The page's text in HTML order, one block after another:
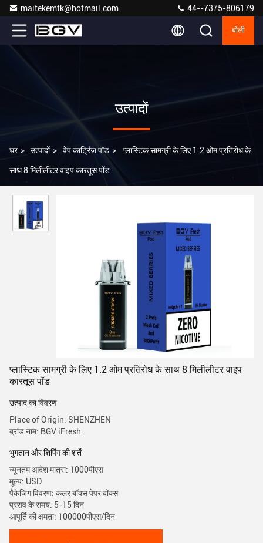
maitekemtk@hotmail.com 44--7375-806179
बोली
उत्पादों
घर > उत्पादों > वेप कार्ट्रिज पॉड > प्लास्टिक सामग्री के लिए 1.2 ओम प्रतिरोध के
साथ 8 मिलीलीटर वाइप कारतूस पॉड
प्लास्टिक सामग्री के लिए 1.2 ओम प्रतिरोध के साथ 8 मिलीलीटर वाइप
कारतूस पॉड
उत्पाद का विवरण
Place of Origin: SHENZHEN
ब्रांड नाम: BGV iFresh
भुगतान और शिपिंग की शर्तें
न्यूनतम आदेश मात्रा: 1000पीएस
मूल्य: USD
पैकेजिंग विवरण: कलर बॉक्स पेपर बॉक्स
प्रसव के समय: 5-15 दिन
आपूर्ति की क्षमता: 100000पीएस/दिन